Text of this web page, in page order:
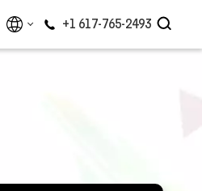
+1 617-765-2493